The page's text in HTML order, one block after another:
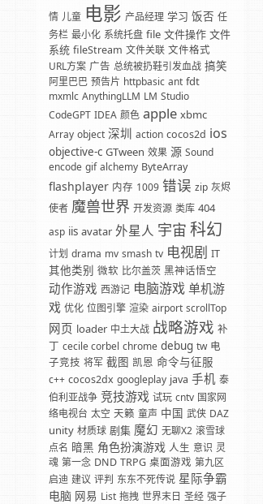
情 儿童 电影 产品经理 学习 饭否 任
务栏 最小化 系统托盘 file 文件操作 文件
系统 fileStream 文件关联 文件格式
URL方案 广告 总统被扔鞋引发血战 搞笑
阿里巴巴 预告片 httpbasic ant fdt
mxmlc AnythingLLM LM Studio
CodeGPT IDEA 颜色 apple xbmc
Array object 深圳 action cocos2d ios
objective-c GTween 效果 源 Sound
encode gif alchemy ByteArray
flashplayer 内存 1009 错误 zip 灰烬
使者 魔兽世界 开发资源 类库 404
asp iis avatar 外星人 宇宙 科幻
计划 drama mv smash tv 电视剧 IT
其他类别 微软 比尔盖茨 黑神话悟空
动作游戏 西游记 电脑游戏 单机游
戏 优化 位图引擎 渲染 airport scrollTop
网页 loader 中土大战 战略游戏 补
丁 cecile corbel chrome debug tw 电
子竞技 将军 截图 凯恩 命令与征服
c++ cocos2dx googleplay java 手机 泰
伯利亚战争 竞技游戏 试玩 cntv 国家网
络电视台 太空 天籁 童声 中国 武侠 DAZ
unity 材质球 剧集 魔幻 无聊X2 滚雪球
点名 暗黑 角色扮演游戏 人生 意识 灵
魂 第一念 DND TRPG 桌面游戏 第九区
启迪 建议 评判 东东不死传说 星际争霸
电脑 网易 List 拖拽 世界末日 圣经 强子